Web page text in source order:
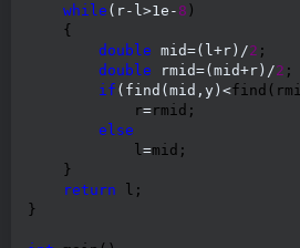
while (r-l>1e- 8 )
    {
double mid=(l+r)/2 ;
double rmid=(mid+r)/2 ;
if (find(mid,y)<
            r
=rmid;
else
            l
=mid;
    }
return l;
}